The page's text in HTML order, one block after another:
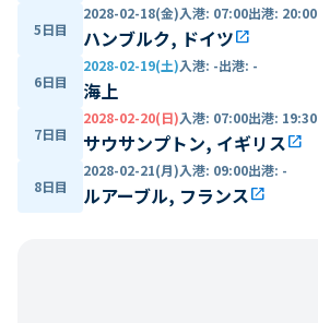
5日目
2028-02-18(金)入港: 07:00出港: 20:00
ハンブルク, ドイツopen_in_new
6日目
2028-02-19(土)入港: -出港: -
海上
7日目
2028-02-20(日)入港: 07:00出港: 19:30
サウサンプトン, イギリスopen_in_new
8日目
2028-02-21(月)入港: 09:00出港: -
ルアーブル, フランスopen_in_new